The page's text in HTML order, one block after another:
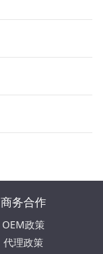
商务合作
OEM政策
代理政策